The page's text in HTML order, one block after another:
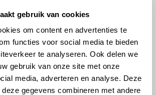
gebruik van cookies
om content en advertenties te
functies voor social media te bieden
te analyseren. Ook delen we
gebruik van onze site met onze
media, adverteren en analyse. Deze
gegevens combineren met andere
adviseert Den Hartog
motorolie gaat er in een Suzuki